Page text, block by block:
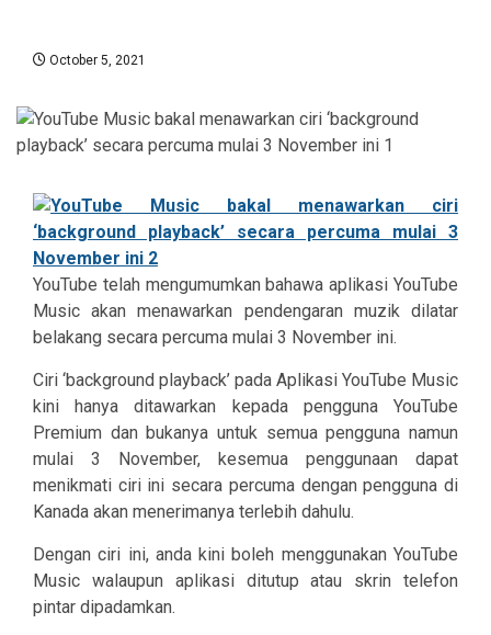
October 5, 2021
YouTube telah mengumumkan bahawa aplikasi YouTube
Music akan menawarkan pendengaran muzik dilatar
belakang secara percuma mulai 3 November ini.
Ciri ‘background playback’ pada Aplikasi YouTube Music
kini hanya ditawarkan kepada pengguna YouTube
Premium dan bukanya untuk semua pengguna namun
mulai 3 November, kesemua penggunaan dapat
menikmati ciri ini secara percuma dengan pengguna di
Kanada akan menerimanya terlebih dahulu.
Dengan ciri ini, anda kini boleh menggunakan YouTube
Music walaupun aplikasi ditutup atau skrin telefon
pintar dipadamkan.